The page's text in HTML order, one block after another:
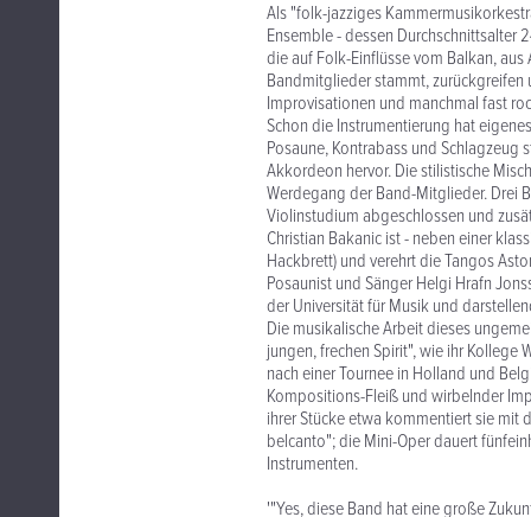
Als "folk-jazziges
Ensemble - dessen Durchschnittsalter
die auf Folk-Einflüsse vom Balkan,
Bandmitglieder stammt,
Improvisationen und manchmal fast
Schon die Instrumentierung hat
Posaune, Kontrabass und
Akkordeon hervor. Die stilistische
Werdegang der Band-Mitglieder. Drei
Violinstudium abgeschlossen und
Christian Bakanic ist - neben einer
Hackbrett) und verehrt die Tangos
Posaunist und Sänger Helgi Hrafn
der Universität für Musik und
Die musikalische Arbeit dieses
jungen, frechen Spirit", wie ihr
nach einer Tournee in Holland und
Kompositions-Fleiß und wirbelnder
ihrer Stücke etwa kommentiert sie mit
belcanto"; die Mini-Oper dauert
Instrumenten.
'"Yes, diese Band hat eine große